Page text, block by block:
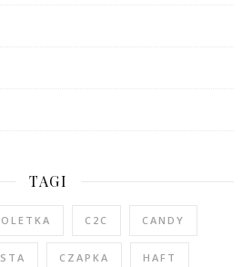
TAGI
C2C CANDY
CZAPKA HAFT